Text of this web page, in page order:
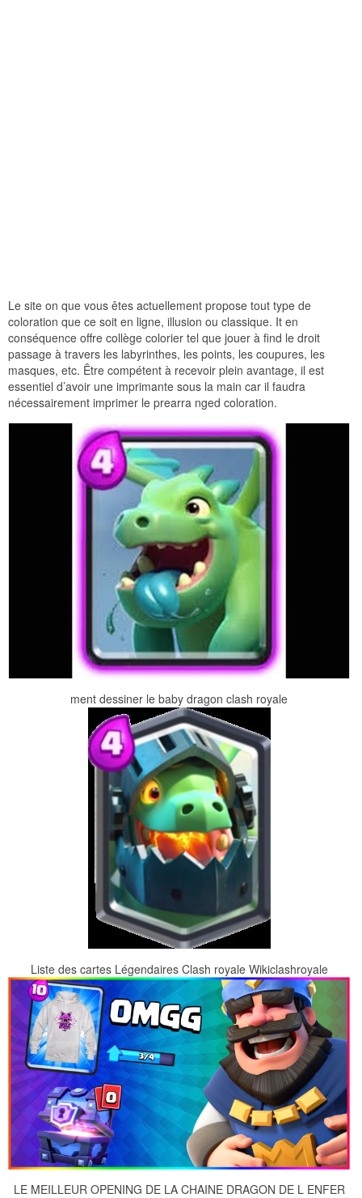
Le site on que vous êtes actuellement propose tout type de
coloration que ce soit en ligne, illusion ou classique. It en
conséquence offre collège colorier tel que jouer à find le droit
passage à travers les labyrinthes, les points, les coupures, les
masques, etc. Être compétent à recevoir plein avantage, il est
essentiel d’avoir une imprimante sous la main car il faudra
nécessairement imprimer le prearra nged coloration.
ment dessiner le baby dragon clash royale
Liste des cartes Légendaires Clash royale Wikiclashroyale
LE MEILLEUR OPENING DE LA CHAINE DRAGON DE L ENFER